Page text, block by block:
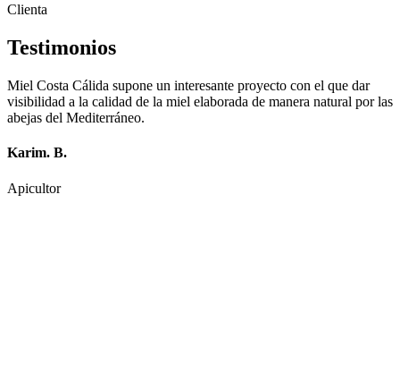
Clienta
Testimonios
Miel Costa Cálida supone un interesante proyecto con el que dar
visibilidad a la calidad de la miel elaborada de manera natural por las
abejas del Mediterráneo.
Karim. B.
Apicultor